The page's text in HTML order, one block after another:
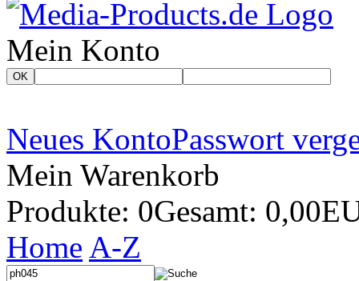
Mein Konto
OK
Neues KontoPasswort
Mein Warenkorb
Produkte: 0Gesamt:
Home A-Z